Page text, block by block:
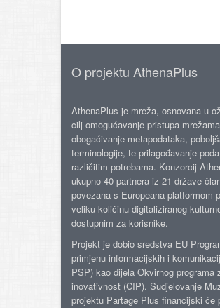
O projektu AthenaPlus
AthenaPlus je mreža, osnovana u
cilj omogućavanje pristupa
obogaćivanje metapodataka,
terminologije, te prilagođavanje
različitim potrebama. Konzorcij
ukupno 40 partnera iz 21 države
povezana s Europeana platformom
veliku količinu digitaliziranog
dostupnim za korisnike.
Projekt je dobio sredstva EU
primjenu informacijskih i
PSP) kao dijela Okvirnog programa
inovativnost (CIP). Sudjelovanje
projektu Partage Plus financijski će